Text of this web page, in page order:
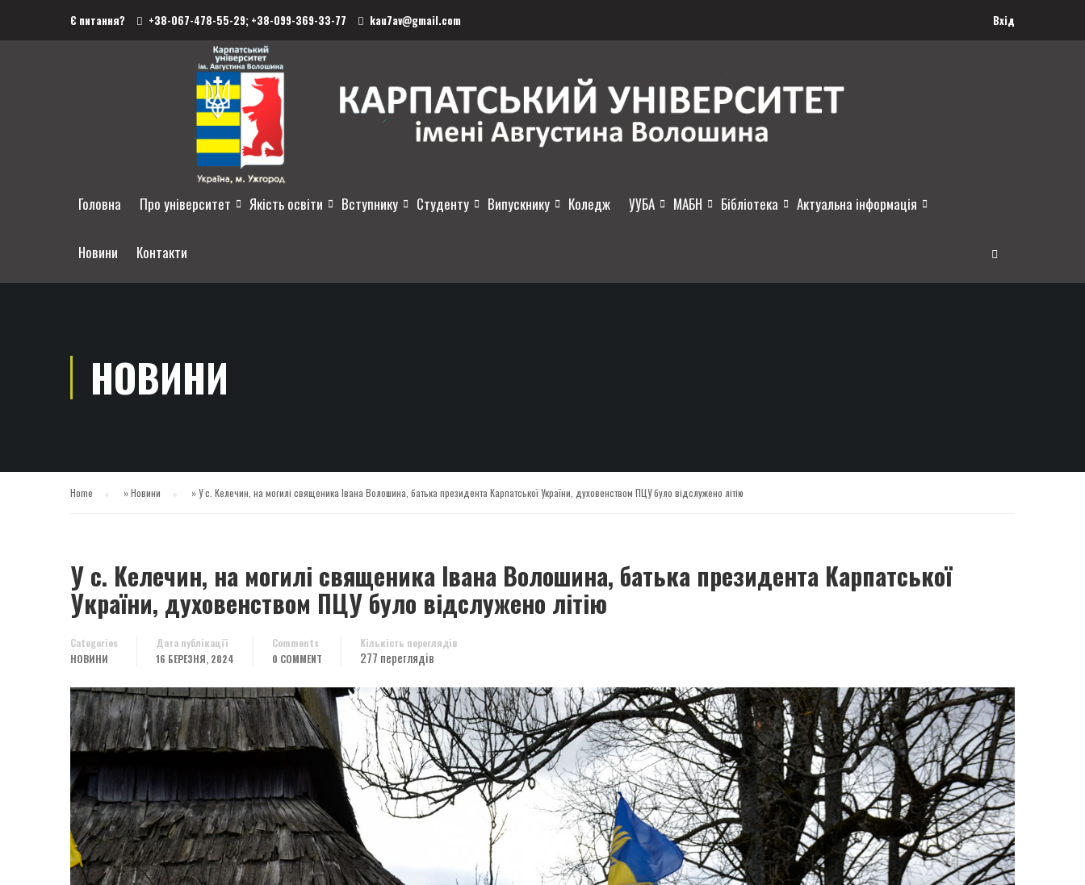
Є питання? +38-067-478-55-29; +38-099-369-33-77 kau7av@gmail.com Вхід
Головна Про університет Якість освіти Вступнику Студенту Випускнику Коледж УУБА МАБН Бібліотека Актуальна інформація
Новини Контакти
НОВИНИ
Home »Новини »У с. Келечин, на могилі священика Івана Волошина, батька президента Карпатської України, духовенством ПЦУ було відслужено літію
У с. Келечин, на могилі священика Івана Волошина, батька президента Карпатської
України, духовенством ПЦУ було відслужено літію
Categories
НОВИНИ
Дата публікації
16 БЕРЕЗНЯ, 2024
Comments
0 COMMENT
Кількість переглядів
277 переглядів